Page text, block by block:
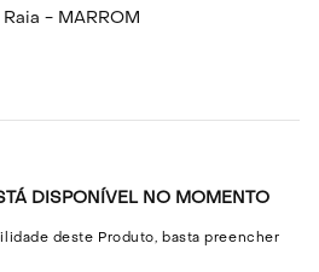
- MARROM
DISPONÍVEL NO MOMENTO
deste Produto, basta preencher